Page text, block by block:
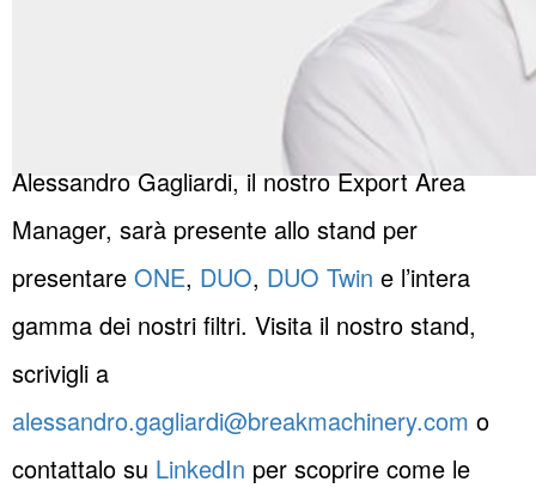
Alessandro Gagliardi, il nostro Export Area
Manager, sarà presente allo stand per
presentare ONE, DUO, DUO Twin e l’intera
gamma dei nostri filtri. Visita il nostro stand,
scrivigli a
alessandro.gagliardi@breakmachinery.com o
contattalo su LinkedIn per scoprire come le